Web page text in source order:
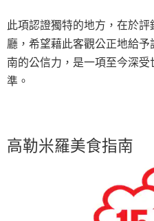
此項認證獨特的地方，在於
廳，希望藉此客觀公正地給
南的公信力，是一項至今深
準。
高勒米羅美食指南